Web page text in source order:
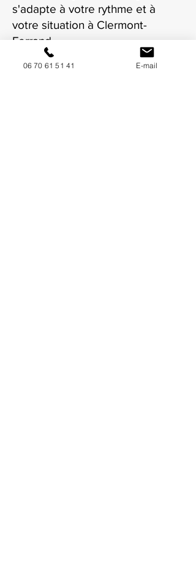
s'adapte à votre rythme et à
votre situation à Clermont-
Ferrand.
06 70 61 51 41 E-mail